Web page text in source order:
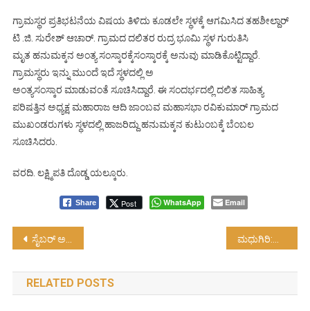
ಗ್ರಾಮಸ್ಥರ ಪ್ರತಿಭಟನೆಯ ವಿಷಯ ತಿಳಿದು ಕೂಡಲೇ ಸ್ಥಳಕ್ಕೆ ಆಗಮಿಸಿದ ತಹಶೀಲ್ದಾರ್
ಟಿ .ಜಿ. ಸುರೇಶ್ ಆಚಾರ್. ಗ್ರಾಮದ ದಲಿತರ ರುದ್ರ ಭೂಮಿ ಸ್ಥಳ ಗುರುತಿಸಿ
ಮೃತ ಹನುಮಕ್ಕನ ಅಂತ್ಯ ಸಂಸ್ಕಾರಕ್ಕೆಸಂಸ್ಕಾರಕ್ಕೆ ಅನುವು ಮಾಡಿಕೊಟ್ಟಿದ್ದಾರೆ.
ಗ್ರಾಮಸ್ಥರು ಇನ್ನು ಮುಂದೆ ಇದೆ ಸ್ಥಳದಲ್ಲಿ ಅ
ಅಂತ್ಯಸಂಸ್ಕಾರ ಮಾಡುವಂತೆ ಸೂಚಿಸಿದ್ದಾರೆ. ಈ ಸಂದರ್ಭದಲ್ಲಿ ದಲಿತ ಸಾಹಿತ್ಯ
ಪರಿಷತ್ತಿನ ಅಧ್ಯಕ್ಷ ಮಹಾರಾಜ ಆದಿ ಜಾಂಬವ ಮಹಾಸಭಾ ರವಿಕುಮಾರ್ ಗ್ರಾಮದ
ಮುಖಂಡರುಗಳು ಸ್ಥಳದಲ್ಲಿ ಹಾಜರಿದ್ದು ಹನುಮಕ್ಕನ ಕುಟುಂಬಕ್ಕೆ ಬೆಂಬಲ
ಸೂಚಿಸಿದರು.
ವರದಿ. ಲಕ್ಷ್ಮಿಪತಿ ದೊಡ್ಡ ಯಲ್ಕೂರು.
Share Post WhatsApp Email
Post
navigation
ಸೈಬರ್ ಅಪರಾಧ ತಡೆಗೆ ಶೀಘ್ರ ಕ್ರಮ – “ಟಾಫ್‌ಕಾಪ್ ” ತಂತ್ರಜ್ಞಾನ ಜಾರಿ…!
RELATED POSTS